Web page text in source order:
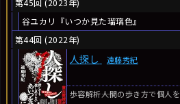
第45回 (2023年)
谷ユカリ『いつか見た瑠璃色』
第44回 (2022年)
人探し 遠藤秀紀
歩容解析――人間の歩き方で個人